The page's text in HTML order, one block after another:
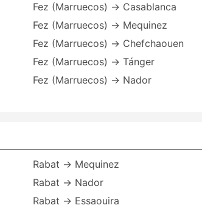
Fez (Marruecos) → Casablanca
Fez (Marruecos) → Mequinez
Fez (Marruecos) → Chefchaouen
Fez (Marruecos) → Tánger
Fez (Marruecos) → Nador
Rabat → Mequinez
Rabat → Nador
Rabat → Essaouira